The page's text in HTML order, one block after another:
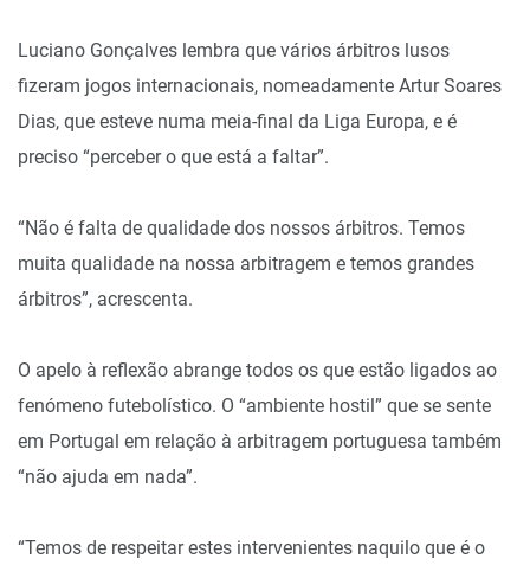
Luciano Gonçalves lembra que vários árbitros lusos
fizeram jogos internacionais, nomeadamente Artur Soares
Dias, que esteve numa meia-final da Liga Europa, e é
preciso “perceber o que está a faltar”.
“Não é falta de qualidade dos nossos árbitros. Temos
muita qualidade na nossa arbitragem e temos grandes
árbitros”, acrescenta.
O apelo à reflexão abrange todos os que estão ligados ao
fenómeno futebolístico. O “ambiente hostil” que se sente
em Portugal em relação à arbitragem portuguesa também
“não ajuda em nada”.
“Temos de respeitar estes intervenientes naquilo que é o